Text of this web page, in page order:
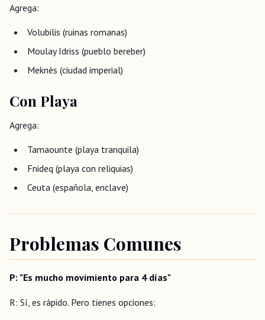
Agrega:
Volubilis (ruinas romanas)
Moulay Idriss (pueblo bereber)
Meknès (ciudad imperial)
Con Playa
Agrega:
Tamaounte (playa tranquila)
Fnideq (playa con reliquias)
Ceuta (española, enclave)
Problemas Comunes
P: "Es mucho movimiento para 4 días"
R: Sí, es rápido. Pero tienes opciones: